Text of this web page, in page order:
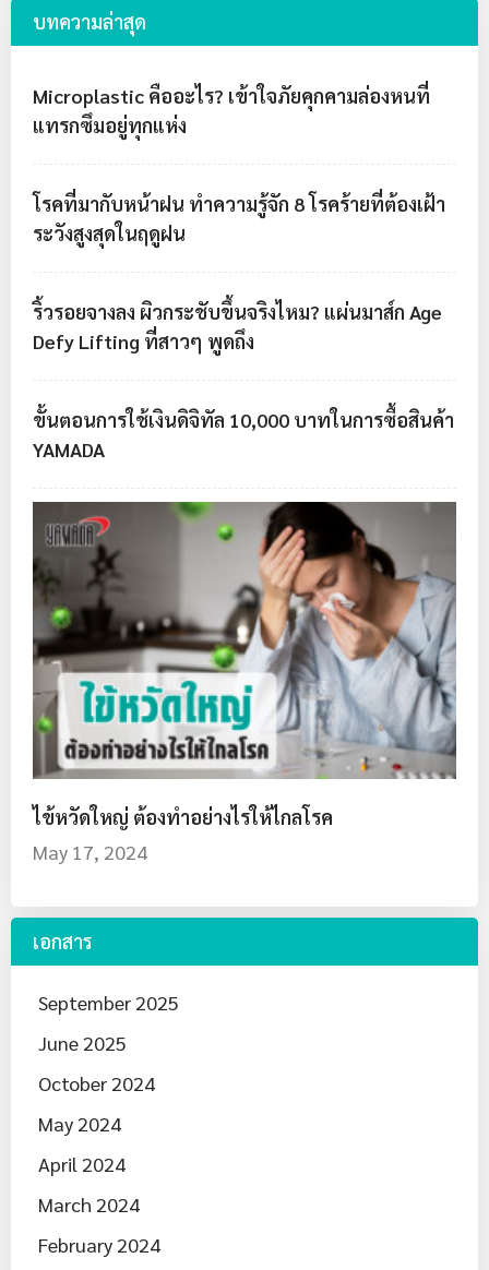
บทความล่าสุด
Microplastic คืออะไร? เข้าใจภัยคุกคามล่องหนที่
แทรกซึมอยู่ทุกแห่ง
โรคที่มากับหน้าฝน ทำความรู้จัก 8 โรคร้ายที่ต้องเฝ้า
ระวังสูงสุดในฤดูฝน
ริ้วรอยจางลง ผิวกระชับขึ้นจริงไหม? แผ่นมาส์ก Age
Defy Lifting ที่สาวๆ พูดถึง
ขั้นตอนการใช้เงินดิจิทัล 10,000 บาทในการซื้อสินค้า
YAMADA
ไข้หวัดใหญ่ ต้องทำอย่างไรให้ไกลโรค
May 17, 2024
เอกสาร
September 2025
June 2025
October 2024
May 2024
April 2024
March 2024
February 2024